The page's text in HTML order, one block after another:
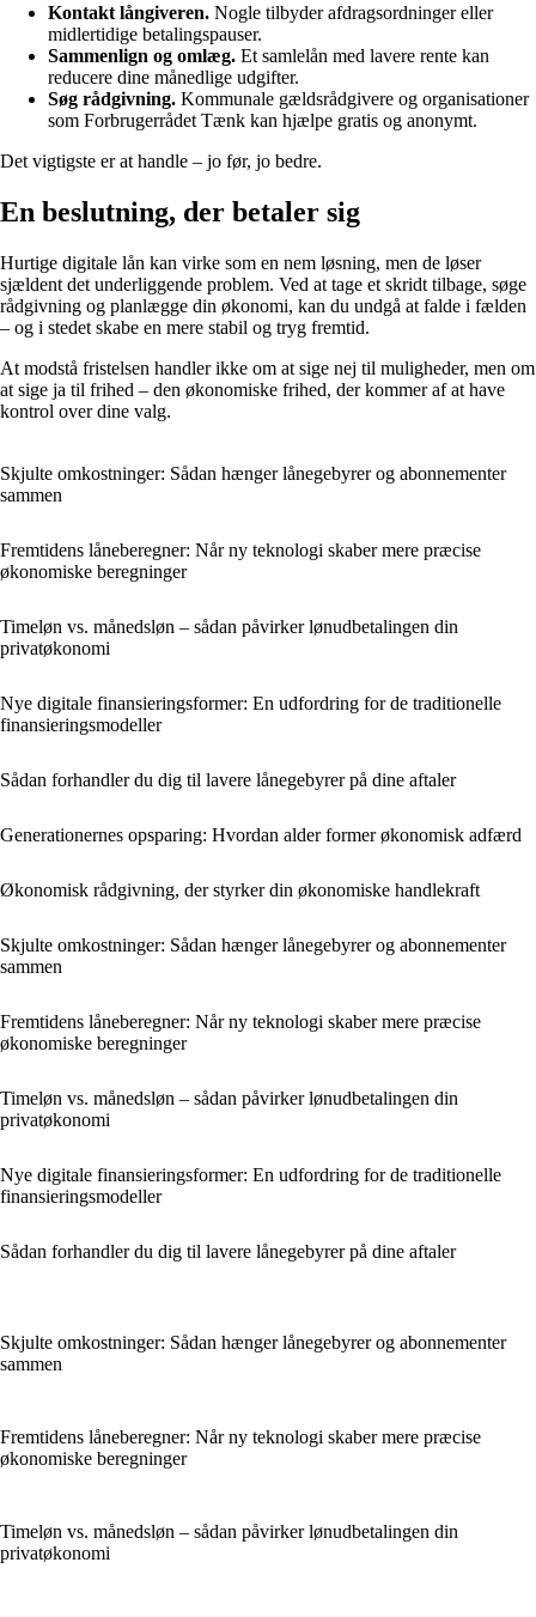
Kontakt långiveren. Nogle tilbyder afdragsordninger eller
midlertidige betalingspauser.
Sammenlign og omlæg. Et samlelån med lavere rente kan
reducere dine månedlige udgifter.
Søg rådgivning. Kommunale gældsrådgivere og organisationer
som Forbrugerrådet Tænk kan hjælpe gratis og anonymt.
Det vigtigste er at handle – jo før, jo bedre.
En beslutning, der betaler sig
Hurtige digitale lån kan virke som en nem løsning, men de løser
sjældent det underliggende problem. Ved at tage et skridt tilbage, søge
rådgivning og planlægge din økonomi, kan du undgå at falde i fælden
– og i stedet skabe en mere stabil og tryg fremtid.
At modstå fristelsen handler ikke om at sige nej til muligheder, men om
at sige ja til frihed – den økonomiske frihed, der kommer af at have
kontrol over dine valg.
Skjulte omkostninger: Sådan hænger lånegebyrer og abonnementer
sammen
Fremtidens låneberegner: Når ny teknologi skaber mere præcise
økonomiske beregninger
Timeløn vs. månedsløn – sådan påvirker lønudbetalingen din
privatøkonomi
Nye digitale finansieringsformer: En udfordring for de traditionelle
finansieringsmodeller
Sådan forhandler du dig til lavere lånegebyrer på dine aftaler
Generationernes opsparing: Hvordan alder former økonomisk adfærd
Økonomisk rådgivning, der styrker din økonomiske handlekraft
Skjulte omkostninger: Sådan hænger lånegebyrer og abonnementer
sammen
Fremtidens låneberegner: Når ny teknologi skaber mere præcise
økonomiske beregninger
Timeløn vs. månedsløn – sådan påvirker lønudbetalingen din
privatøkonomi
Nye digitale finansieringsformer: En udfordring for de traditionelle
finansieringsmodeller
Sådan forhandler du dig til lavere lånegebyrer på dine aftaler
Skjulte omkostninger: Sådan hænger lånegebyrer og abonnementer
sammen
Fremtidens låneberegner: Når ny teknologi skaber mere præcise
økonomiske beregninger
Timeløn vs. månedsløn – sådan påvirker lønudbetalingen din
privatøkonomi